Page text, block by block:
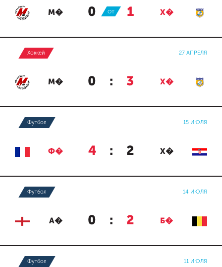
М� 0 : 1 Х�
ОТ
Хоккей 27 АПРЕЛЯ
М� 0 : 3 Х�
Футбол 15 ИЮЛЯ
Ф� 4 : 2 Х�
Футбол 14 ИЮЛЯ
А� 0 : 2 Б�
Футбол 11 ИЮЛЯ